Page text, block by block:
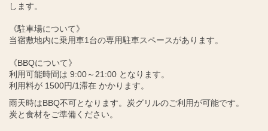
します。
《駐車場について》
当宿敷地内に乗用車1台の専用駐車スペースがあります。
《BBQについて》
利用可能時間は 9:00～21:00 となります。
利用料が 1500円/1滞在 かかります。
雨天時はBBQ不可となります。炭グリルのご利用が可能です。
炭と食材をご準備ください。